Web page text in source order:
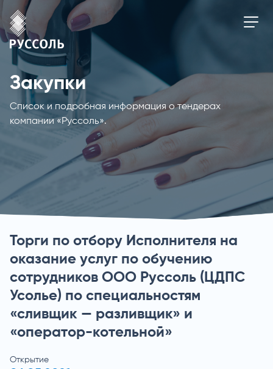
Закупки
Список и подробная информация о тендерах
компании «Руссоль».
Торги по отбору Исполнителя на
оказание услуг по обучению
сотрудников ООО Руссоль (ЦДПС
Усолье) по специальностям
«сливщик — разливщик» и
«оператор-котельной»
Открытие